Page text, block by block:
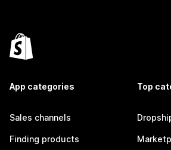
App categories
Sales channels
Finding products
Top